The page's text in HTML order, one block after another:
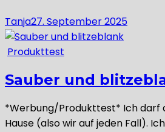
Tanja27. September 2025
Produkttest
Sauber und
*Werbung/Produkttest* Ich darf
Hause (also wir auf jeden Fall).